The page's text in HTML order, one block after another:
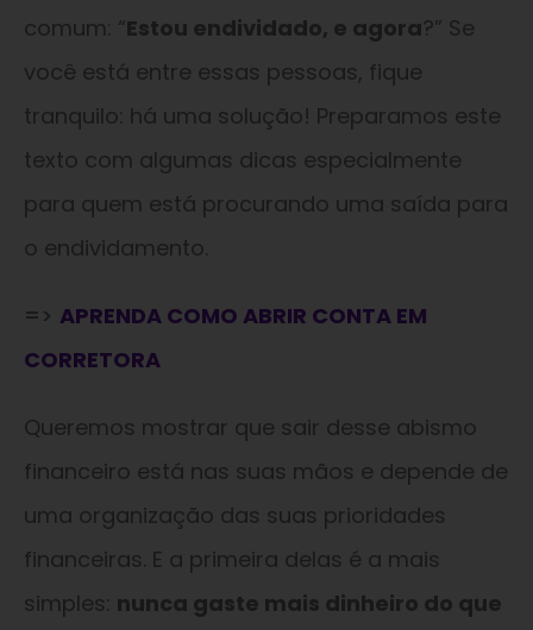
comum: “Estou endividado, e agora?” Se
você está entre essas pessoas, fique
tranquilo: há uma solução! Preparamos este
texto com algumas dicas especialmente
para quem está procurando uma saída para
o endividamento.
=> APRENDA COMO ABRIR CONTA EM
CORRETORA
Queremos mostrar que sair desse abismo
financeiro está nas suas mãos e depende de
uma organização das suas prioridades
financeiras. E a primeira delas é a mais
simples: nunca gaste mais dinheiro do que